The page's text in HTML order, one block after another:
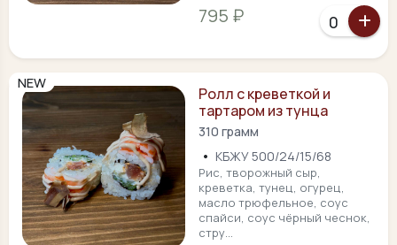
795 ₽
NEW
Ролл с креветкой и
тартаром из тунца
310 грамм
• КБЖУ 500/24/15/68
Рис, творожный сыр,
креветка, тунец, огурец,
масло трюфельное, соус
спайси, соус чёрный чеснок,
стру...